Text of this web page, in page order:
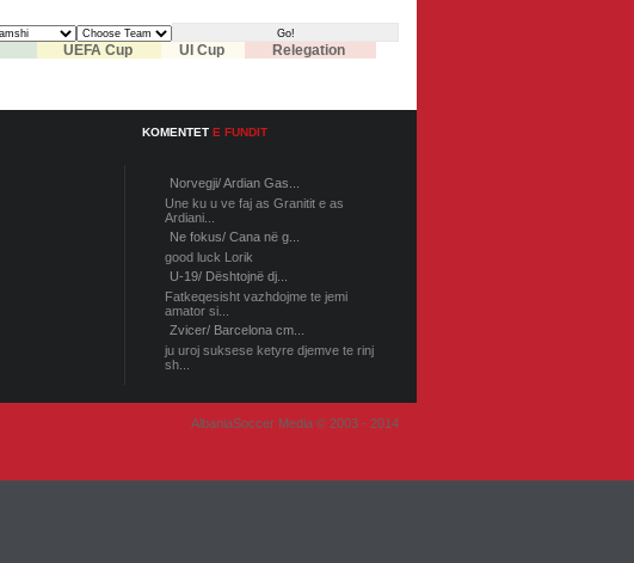
UEFA Cup UI Cup Relegation
KOMENTET E FUNDIT
Norvegji/ Ardian Gas...
Une ku u ve faj as Granitit e as
Ardiani...
Ne fokus/ Cana në g...
good luck Lorik
U-19/ Dështojnë dj...
Fatkeqesisht vazhdojme te jemi
amator si...
Zvicer/ Barcelona cm...
ju uroj suksese ketyre djemve te rinj
sh...
AlbaniaSoccer Media © 2003 - 2014